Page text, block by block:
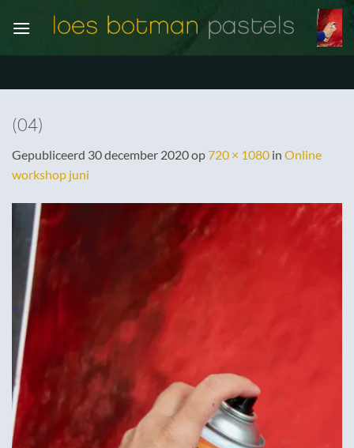
naar
(04)
Gepubliceerd 30 december 2020op720 × 1080 in Online
workshop juni